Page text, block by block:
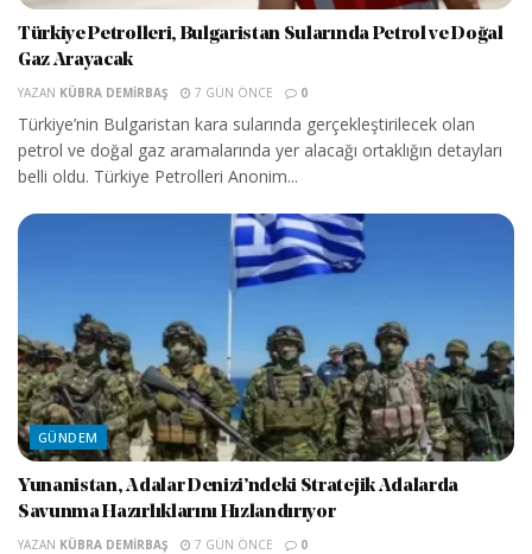
Türkiye Petrolleri, Bulgaristan Sularında Petrol ve Doğal
Gaz Arayacak
YAZAN KÜBRA DEMIRBAŞ 7 GÜN ÖNCE 0
Türkiye’nin Bulgaristan kara sularında gerçekleştirilecek olan
petrol ve doğal gaz aramalarında yer alacağı ortaklığın detayları
belli oldu. Türkiye Petrolleri Anonim...
GÜNDEM
Yunanistan, Adalar Denizi’ndeki Stratejik Adalarda
Savunma Hazırlıklarını Hızlandırıyor
YAZAN KÜBRA DEMIRBAŞ 7 GÜN ÖNCE 0